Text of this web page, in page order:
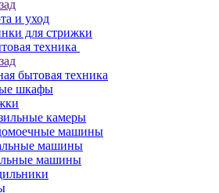
и уход
для стрижки
техника
бытовая техника
шкафы
камеры
машины
машины
машины